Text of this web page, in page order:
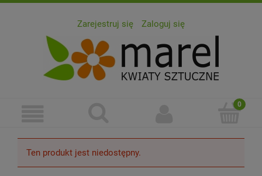
Zarejestruj się Zaloguj się
Ten produkt jest niedostępny.